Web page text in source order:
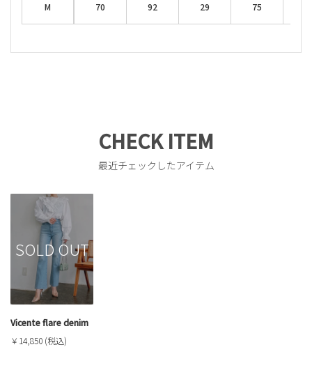
M 70 92 29 75
CHECK ITEM
最近チェックしたアイテム
SOLD OUT
Vicente flare denim
￥14,850 (税込)